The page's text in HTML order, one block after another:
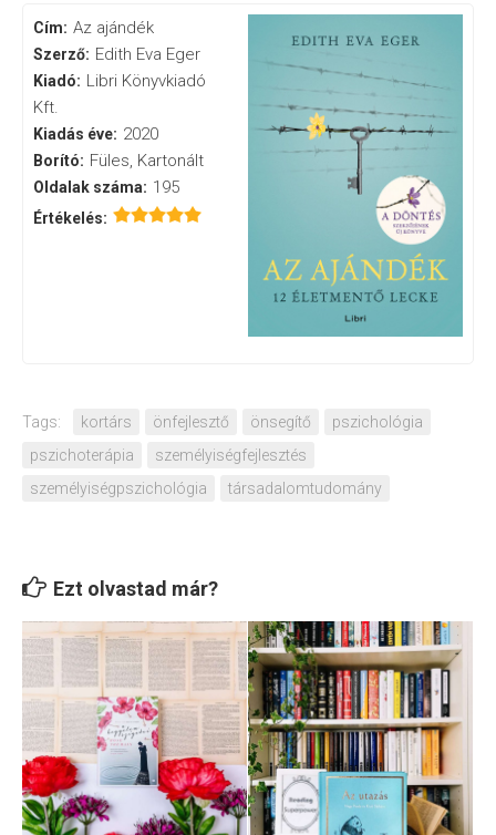
Cím: Az ajándék
Szerző: Edith Eva Eger
Kiadó: Libri Könyvkiadó
Kft.
Kiadás éve: 2020
Borító: Füles, Kartonált
Oldalak száma: 195
Értékelés:
Tags: kortárs önfejlesztő önsegítő
pszichológia
pszichoterápia
személyiségfejlesztés
személyiségpszichológia
társadalomtudomány
Ezt olvastad már?